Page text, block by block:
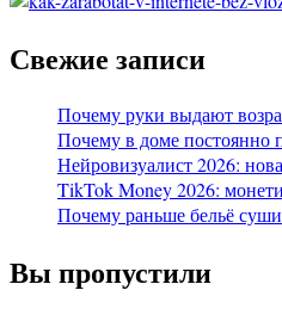
Свежие записи
Почему руки выдают
Почему в доме постоянно
Нейровизуалист 2026:
TikTok Money 2026:
Почему раньше бельё
Вы пропустили